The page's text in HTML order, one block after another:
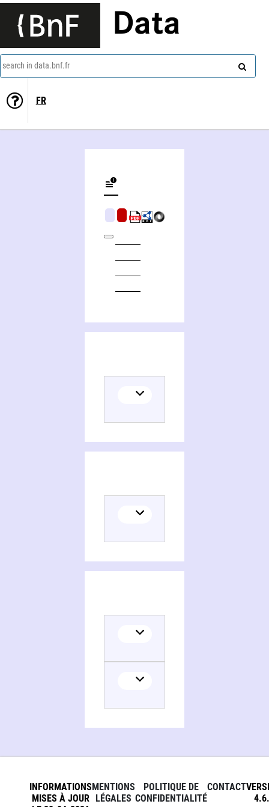
Data
search in data.bnf.fr
FR
INFORMATIONS
MISES À JOUR
MENTIONS
LÉGALES
POLITIQUE DE
CONFIDENTIALITÉ
CONTACT